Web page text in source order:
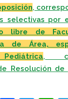
,
selectivas por
libre de
de Área,
,
Resolución